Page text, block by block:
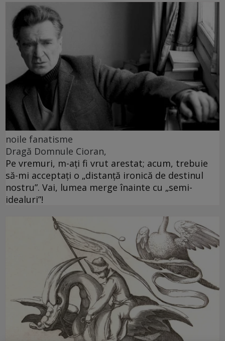
noile fanatisme
Dragă Domnule Cioran,
Pe vremuri, m-ați fi vrut arestat; acum, trebuie
să-mi acceptați o „distanță ironică de destinul
nostru”. Vai, lumea merge înainte cu „semi-
idealuri”!